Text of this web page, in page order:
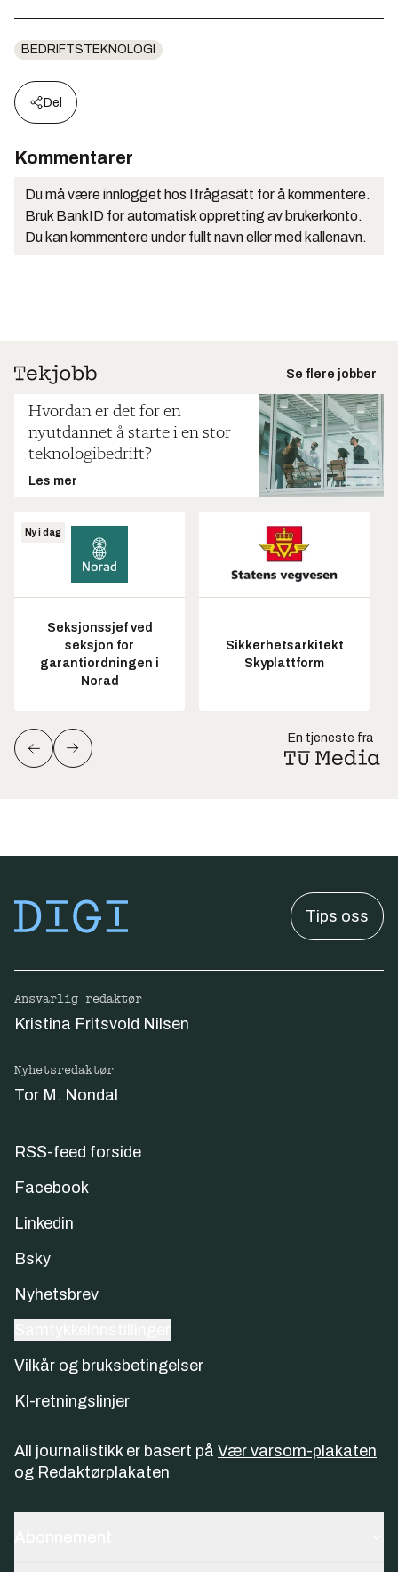
BEDRIFTSTEKNOLOGI
Del
Kommentarer
Du må være innlogget hos Ifrågasätt for å kommentere.
Bruk BankID for automatisk oppretting av brukerkonto.
Du kan kommentere under fullt navn eller med kallenavn.
Se flere jobber
Hvordan er det for en
nyutdannet å starte i en stor
teknologibedrift?
Les mer
Ny i dag
Seksjonssjef ved
seksjon for
garantiordningen i
Norad
Sikkerhetsarkitekt
Skyplattform
En tjeneste fra
Tips oss
Ansvarlig redaktør
Kristina Fritsvold Nilsen
Nyhetsredaktør
Tor M. Nondal
RSS-feed forside
Facebook
Linkedin
Bsky
Nyhetsbrev
Vilkår og bruksbetingelser
KI-retningslinjer
All journalistikk er basert på Vær varsom-plakaten
og Redaktørplakaten